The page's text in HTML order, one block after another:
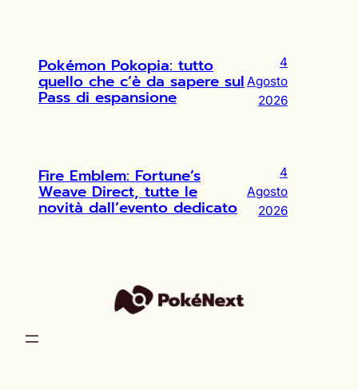
Pokémon Pokopia: tutto
quello che c’è da sapere sul
Pass di espansione
4
Agosto
2026
Fire Emblem: Fortune’s
Weave Direct, tutte le
novità dall’evento dedicato
4
Agosto
2026